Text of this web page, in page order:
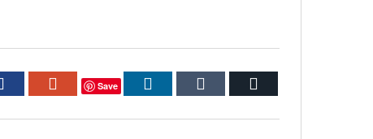
Facebook Google+
Save LinkedIn Tumblr